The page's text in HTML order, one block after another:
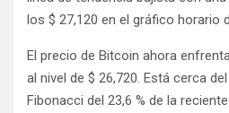
los $ 27,120 en el gráfico horario
El precio de Bitcoin ahora
al nivel de $ 26,720. Está cerca
Fibonacci del 23,6 % de la